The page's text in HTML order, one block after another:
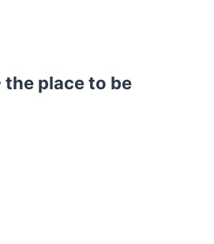
the place to be